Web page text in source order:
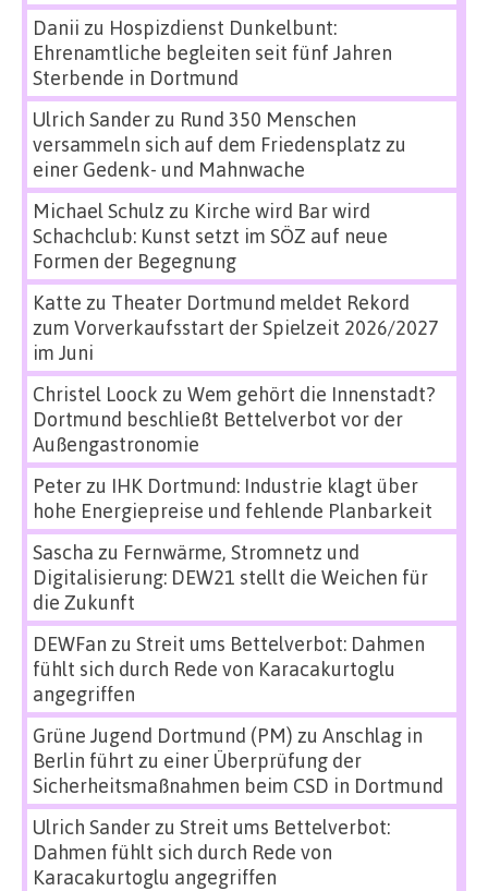
Danii zu Hospizdienst Dunkelbunt:
Ehrenamtliche begleiten seit fünf Jahren
Sterbende in Dortmund
Ulrich Sanderzu Rund 350 Menschen
versammeln sich auf dem Friedensplatz zu
einer Gedenk- und Mahnwache
Michael Schulz zu Kirche wird Bar wird
Schachclub: Kunst setzt im SÖZ auf neue
Formen der Begegnung
Katte zu Theater Dortmund meldet Rekord
zum Vorverkaufsstart der Spielzeit 2026/2027
im Juni
Christel Loock zu Wem gehört die Innenstadt?
Dortmund beschließt Bettelverbot vor der
Außengastronomie
Peterzu IHK Dortmund: Industrie klagt über
hohe Energiepreise und fehlende Planbarkeit
Sascha zu Fernwärme, Stromnetz und
Digitalisierung: DEW21 stellt die Weichen für
die Zukunft
DEWFan zu Streit ums Bettelverbot: Dahmen
fühlt sich durch Rede von Karacakurtoglu
angegriffen
Grüne Jugend Dortmund (PM) zu Anschlag in
Berlin führt zu einer Überprüfung der
Sicherheitsmaßnahmen beim CSD in Dortmund
Ulrich Sanderzu Streit ums Bettelverbot:
Dahmen fühlt sich durch Rede von
Karacakurtoglu angegriffen